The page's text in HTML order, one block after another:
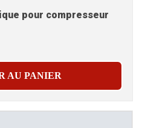
pour compresseur
AU PANIER